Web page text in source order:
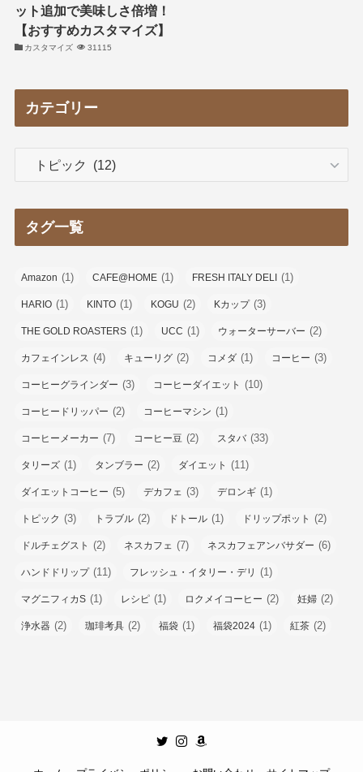
ット追加で美味しさ倍増！
【おすすめカスタマイズ】
カスタマイズ 31115
カテゴリー
タグ一覧
Amazon (1) CAFE@HOME (1) FRESH ITALY DELI (1)
HARIO (1) KINTO (1) KOGU (2) Kカップ(3)
THE GOLD ROASTERS (1) UCC (1) ウォーターサーバー (2)
カフェインレス (4) キューリグ (2) コメダ (1) コーヒー (3)
コーヒーグラインダー (3) コーヒーダイエット (10)
コーヒードリッパー (2) コーヒーマシン (1)
コーヒーメーカー (7) コーヒー豆 (2) スタバ(33)
タリーズ (1) タンブラー (2) ダイエット (11)
ダイエットコーヒー (5) デカフェ (3) デロンギ (1)
トピック (3) トラブル (2) ドトール (1) ドリップポット (2)
ドルチェグスト (2) ネスカフェ (7) ネスカフェアンバサダー (6)
ハンドドリップ(11) フレッシュ・イタリー・デリ (1)
マグニフィカS (1) レシピ (1) ロクメイコーヒー (2) 妊婦 (2)
浄水器 (2) 珈琲考具 (2) 福袋 (1) 福袋2024 (1) 紅茶 (2)